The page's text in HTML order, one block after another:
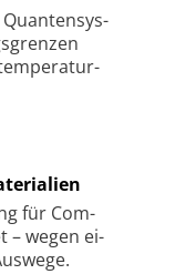
Quan­ten­sys­
für Com­
– we­gen ei­